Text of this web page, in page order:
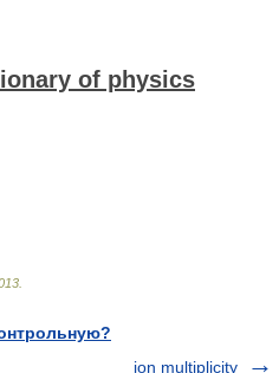
of physics
ion multiplicity